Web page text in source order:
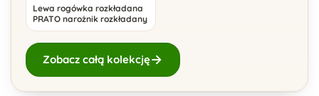
Lewa rogówka rozkładana
PRATO narożnik rozkładany
Zobacz całą kolekcję